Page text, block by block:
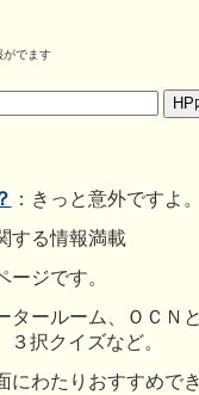
でます
：きっと意外ですよ。
する情報満載
ージです。
タールーム、ＯＣＮ
３択クイズなど。
にわたりおすすめで